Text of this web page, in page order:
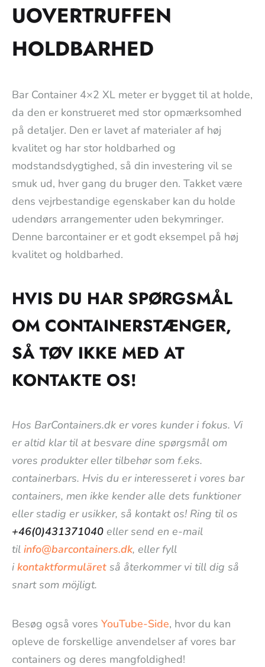
UOVERTRUFFEN
HOLDBARHED
Bar Container 4×2 XL meter er bygget til at holde,
da den er konstrueret med stor opmærksomhed
på detaljer. Den er lavet af materialer af høj
kvalitet og har stor holdbarhed og
modstandsdygtighed, så din investering vil se
smuk ud, hver gang du bruger den. Takket være
dens vejrbestandige egenskaber kan du holde
udendørs arrangementer uden bekymringer.
Denne barcontainer er et godt eksempel på høj
kvalitet og holdbarhed.
HVIS DU HAR SPØRGSMÅL
OM CONTAINERSTÆNGER,
SÅ TØV IKKE MED AT
KONTAKTE OS!
Hos BarContainers.dk er vores kunder i fokus. Vi
er altid klar til at besvare dine spørgsmål om
vores produkter eller tilbehør som f.eks.
containerbars. Hvis du er interesseret i vores bar
containers, men ikke kender alle dets funktioner
eller stadig er usikker, så kontakt os! Ring til os
+46(0)431371040 eller send en e-mail
til info@barcontainers.dk, eller fyll
i kontaktformuläret så återkommer vi till dig så
snart som möjligt.
Besøg også vores YouTube-Side, hvor du kan
opleve de forskellige anvendelser af vores bar
containers og deres mangfoldighed!